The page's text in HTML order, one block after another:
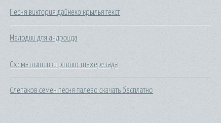
Песня виктория дайнеко крылья текст
Мелодии для андроида
Схема вышивки риолис шахерезада
Слепаков семен песня палево скачать бесплатно